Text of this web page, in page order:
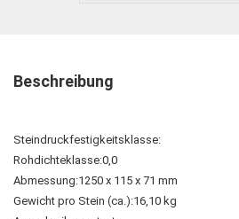
Beschreibung
Steindruckfestigkeitsklasse:
Rohdichteklasse:0,0
Abmessung:1250 x 115 x 71 mm
Gewicht pro Stein (ca.):16,10 kg